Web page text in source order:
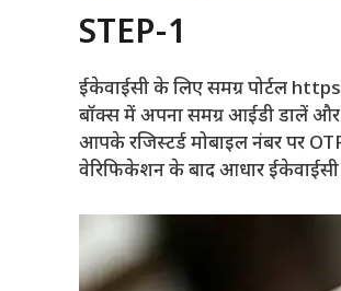
STEP-1
ईकेवाईसी के लिए समग्र पोर्टल
बॉक्स में अपना समग्र आईडी डालें
आपके रजिस्टर्ड मोबाइल नंबर पर
वेरिफिकेशन के बाद आधार ईकेवाईसी